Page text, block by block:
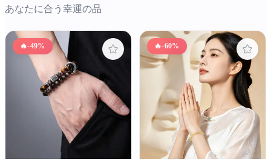
あなたに合う幸運の品
🔥-49% 🔥-60%